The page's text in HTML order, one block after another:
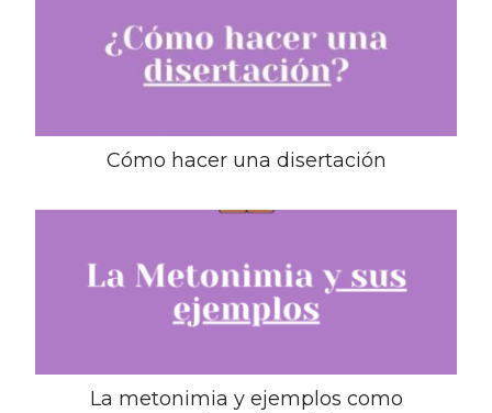
Cómo hacer una disertación
La metonimia y ejemplos como